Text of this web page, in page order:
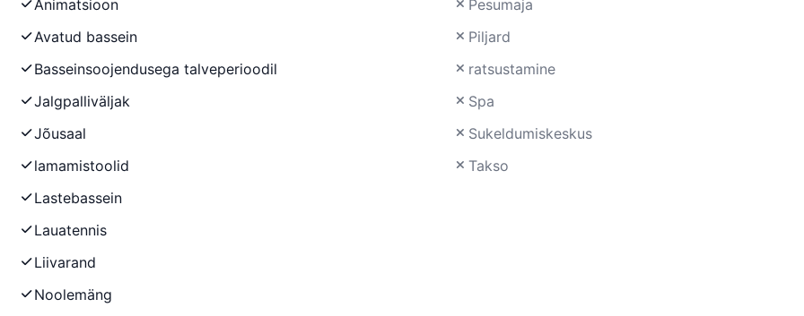
Animatsioon
Avatud bassein
Basseinsoojendusega talveperioodil
Jalgpalliväljak
Jõusaal
lamamistoolid
Lastebassein
Lauatennis
Liivarand
Noolemäng
Pesumaja
Piljard
ratsustamine
Spa
Sukeldumiskeskus
Takso